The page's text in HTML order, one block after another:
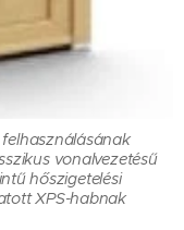
vonalvezetésű
hőszigetelési
XPS-habnak